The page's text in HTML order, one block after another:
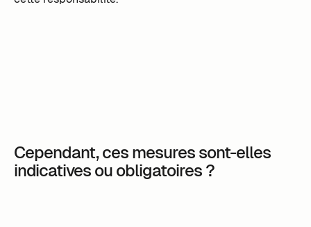
Cependant, ces mesures sont-elles
indicatives ou obligatoires ?